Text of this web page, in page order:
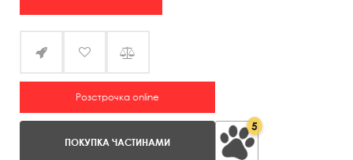
Розстрочка online
ПОКУПКА ЧАСТИНАМИ
5